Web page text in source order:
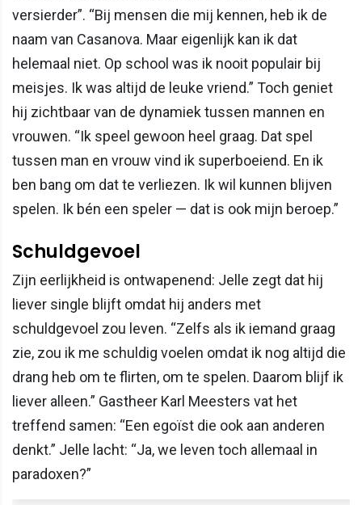
versierder”. “Bij mensen die mij kennen, heb ik de
naam van Casanova. Maar eigenlijk kan ik dat
helemaal niet. Op school was ik nooit populair bij
meisjes. Ik was altijd de leuke vriend.” Toch geniet
hij zichtbaar van de dynamiek tussen mannen en
vrouwen. “Ik speel gewoon heel graag. Dat spel
tussen man en vrouw vind ik superboeiend. En ik
ben bang om dat te verliezen. Ik wil kunnen blijven
spelen. Ik bén een speler — dat is ook mijn beroep.”
Schuldgevoel
Zijn eerlijkheid is ontwapenend: Jelle zegt dat hij
liever single blijft omdat hij anders met
schuldgevoel zou leven. “Zelfs als ik iemand graag
zie, zou ik me schuldig voelen omdat ik nog altijd die
drang heb om te flirten, om te spelen. Daarom blijf ik
liever alleen.” Gastheer Karl Meesters vat het
treffend samen: “Een egoïst die ook aan anderen
denkt.” Jelle lacht: “Ja, we leven toch allemaal in
paradoxen?”